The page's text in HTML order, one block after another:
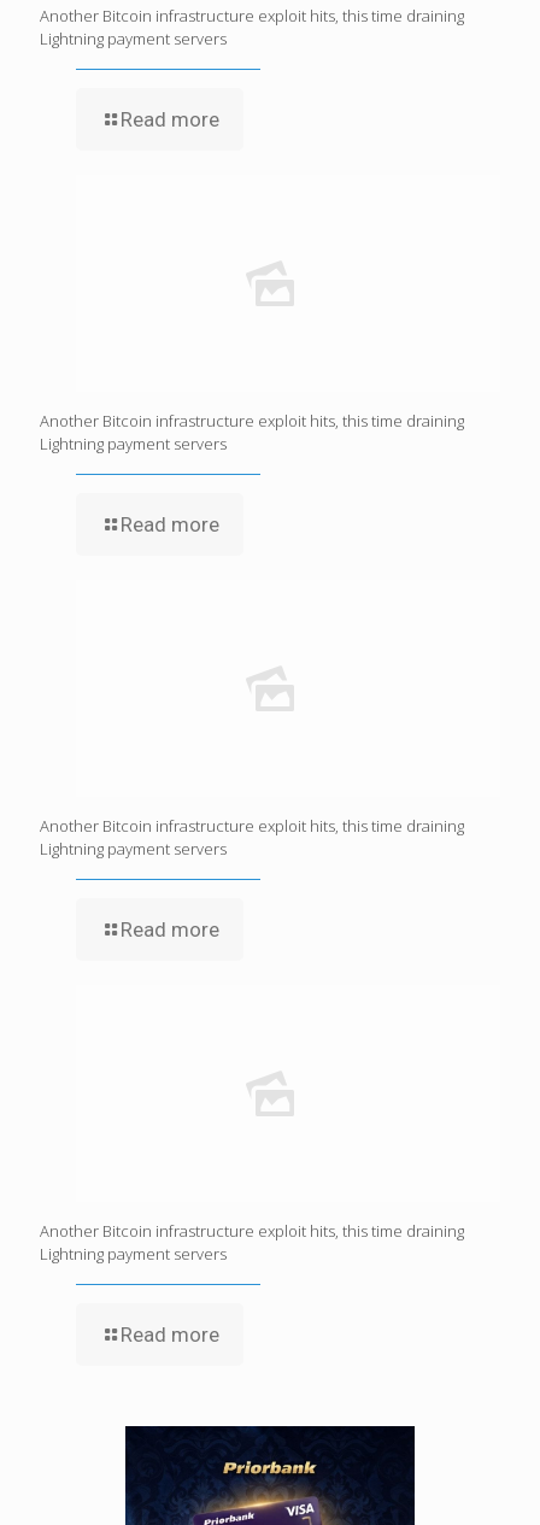
Another Bitcoin infrastructure exploit hits, this time draining
Lightning payment servers
Read more
Another Bitcoin infrastructure exploit hits, this time draining
Lightning payment servers
Read more
Another Bitcoin infrastructure exploit hits, this time draining
Lightning payment servers
Read more
Another Bitcoin infrastructure exploit hits, this time draining
Lightning payment servers
Read more